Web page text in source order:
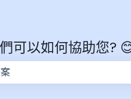
可以如何協助您?